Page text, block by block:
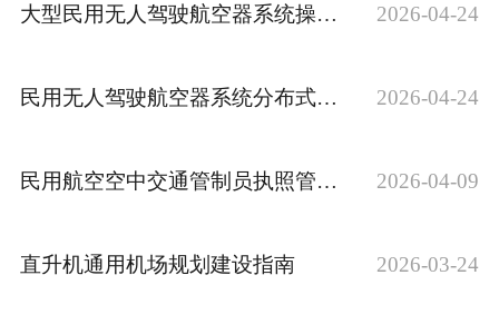
关于我们
大型民用无人驾驶航空器系统操控员训练要求 2026-04-24
民用无人驾驶航空器系统分布式操控员能力要求与评估 2026-04-24
民用航空空中交通管制员执照管理规则 2026-04-09
直升机通用机场规划建设指南 2026-03-24